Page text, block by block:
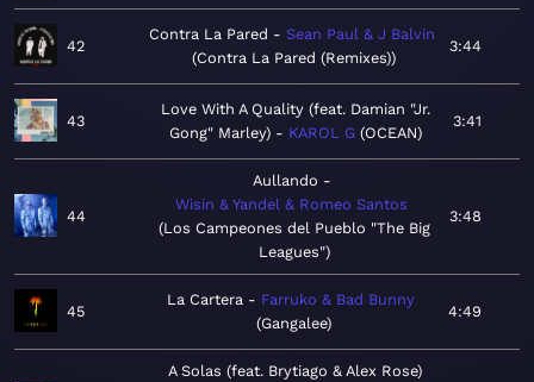
42
Contra La Pared
Sean Paul & J Balvin
Contra La Pared (Remixes)
3:44
43
Love With A Quality (feat. Damian "Jr.
Gong" Marley)
KAROL G OCEAN
3:41
44
Aullando
Wisin & Yandel & Romeo Santos
Los Campeones del Pueblo "The Big
Leagues"
3:48
45
La Cartera
Farruko & Bad Bunny
Gangalee
4:49
A Solas (feat. Brytiago & Alex Rose)